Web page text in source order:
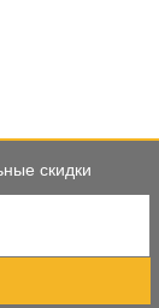
скидки